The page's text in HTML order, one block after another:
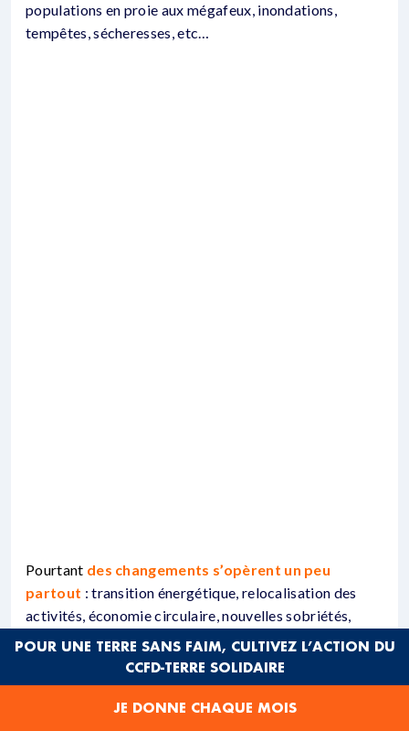
populations en proie aux mégafeux, inondations,
tempêtes, sécheresses, etc…
Pourtant des changements s’opèrent un peu
partout : transition énergétique, relocalisation des
activités, économie circulaire, nouvelles sobriétés,
chasse au gaspillage, protection du vivant, etc… Ce
nouveau festival de l’écologie, organisé dans l’esprit de
l’encyclique Laudato Si par l’Abbaye de Saint-Jacut-de-
la-Mer, se veut à la fois lieu deconstats lucides
POUR UNE TERRE SANS FAIM, CULTIVEZ L’ACTION DU
CCFD-TERRE SOLIDAIRE
JE DONNE CHAQUE MOIS